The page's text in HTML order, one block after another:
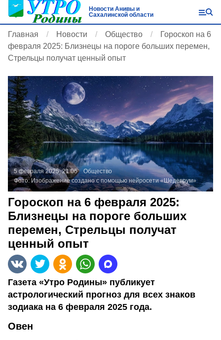
Новости Анивы и
Сахалинской области
Главная Новости Общество
Гороскоп на 6
февраля 2025: Близнецы на пороге больших перемен,
Стрельцы получат ценный опыт
5 февраля 2025, 21:06
Общество
Фото: Изображение создано с помощью нейросети «Шедеврум»
Гороскоп на 6 февраля 2025:
Близнецы на пороге больших
перемен, Стрельцы получат
ценный опыт
Газета «Утро Родины» публикует
астрологический прогноз для всех знаков
зодиака на 6 февраля 2025 года.
Овен